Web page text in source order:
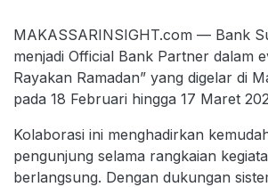
MAKASSARINSIGHT.com — Bank
menjadi Official Bank Partner dalam
Rayakan Ramadan” yang digelar di
pada 18 Februari hingga 17 Maret
Kolaborasi ini menghadirkan
pengunjung selama rangkaian
berlangsung. Dengan dukungan